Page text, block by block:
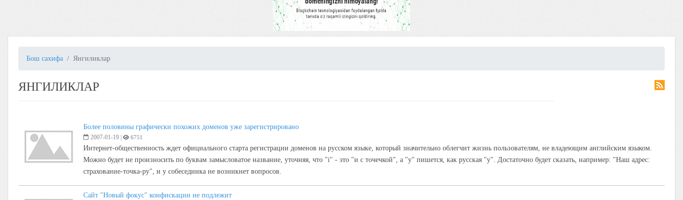
Бош сахифа Янгиликлар
ЯНГИЛИКЛАР
Более половины графически похожих доменов уже зарегистрировано
2007-01-19 6751
Интернет-общественность ждет официального старта регистрации доменов на русском языке, который значительно облегчит жизнь пользователям, не владеющим английским языком.
Можно будет не произносить по буквам замысловатое название, уточняя, что "i" - это "и с точечкой", а "y" пишется, как русская "у". Достаточно будет сказать, например: "Наш адрес:
страхование-точка-ру", и у собеседника не возникнет вопросов.
Сайт "Новый фокус" конфискации не подлежит